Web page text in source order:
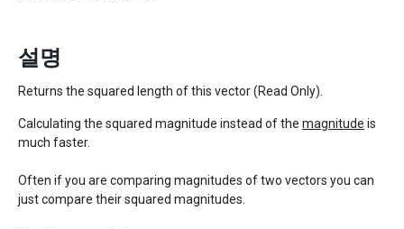
설명
Returns the squared length of this vector (Read Only).
Calculating the squared magnitude instead of the magnitude is
much faster.
Often if you are comparing magnitudes of two vectors you can
just compare their squared magnitudes.